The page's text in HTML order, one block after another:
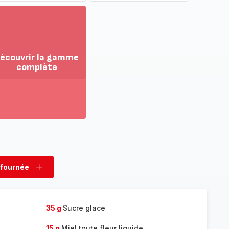
la gamme
complète
fournée
Ajouter
35 g Sucre glace